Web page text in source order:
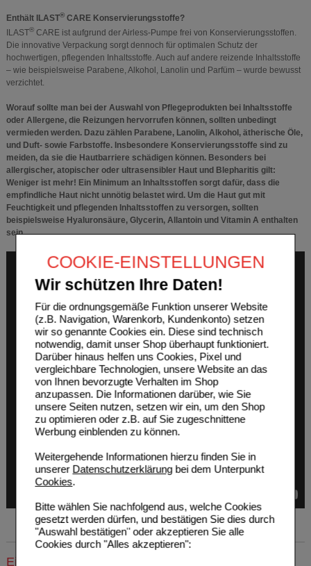
COOKIE-EINSTELLUNGEN
Wir schützen Ihre Daten!
Für die ordnungsgemäße Funktion unserer Website
(z.B. Navigation, Warenkorb, Kundenkonto) setzen
wir so genannte Cookies ein. Diese sind technisch
notwendig, damit unser Shop überhaupt funktioniert.
Darüber hinaus helfen uns Cookies, Pixel und
vergleichbare Technologien, unsere Website an das
von Ihnen bevorzugte Verhalten im Shop
anzupassen. Die Informationen darüber, wie Sie
unsere Seiten nutzen, setzen wir ein, um den Shop
zu optimieren oder z.B. auf Sie zugeschnittene
Werbung einblenden zu können.
Weitergehende Informationen hierzu finden Sie in
unserer Datenschutzerklärungbei dem Unterpunkt
Cookies.
Bitte wählen Sie nachfolgend aus, welche Cookies
gesetzt werden dürfen, und bestätigen Sie dies durch
"Auswahl bestätigen" oder akzeptieren Sie alle
Cookies durch "Alles akzeptieren":
Enthält ILAST®CARE Konservierungsstoffe?
ILAST®CARE ist aufgrund der Airless-Pumpe frei von Konservierungsstoffen.
Die innovative Verpackung sorgt dennoch für optimalen Schutz der
hochwertigen, pflegenden Inhaltsstoffe. Auch auf andere reizende Inhaltsstoffe
– wie beispielsweise Parabene, Alkohol, Lanolin und Parfüm – wurde bewusst
verzichtet.
Worauf sollte man bei der Auswahl von Pflegeprodukten bei Inhaltsstoffe
oder Allergene, die Reizungen hervorrufen können, sollten unbedingt
vermieden werden. Dazu zählen Parabene, Lanolin, Alkohol, ätherische Öle,
und Duft- sowie Farbstoffe. Insbesondere Konservierungsstoffe sind zu
meiden, da sie die Hautbarriere schädigen können. Besonders bei
allergischer, atopischer oder ultrasensibler Haut und Blepharitis gilt:
Weniger ist mehr! Ein Minimum an Inhaltsstoffen sorgt dafür, dass die
empfindliche Haut nicht unnötig belastet wird. Um die Haut gut mit
Feuchtigkeit und pflegenden Inhaltsstoffen zu versorgen, sollten
beispielsweise Hyaluronsäure, Glycerin, Allantoin und Vitamin A enthalten
sein.
Einkaufsliste auswählen